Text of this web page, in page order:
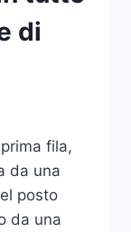
di
fila,
da una
posto
da una